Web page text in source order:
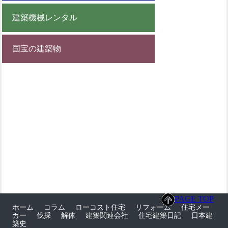
建築機械レンタル
国宝の建築物
PAGE TOP
ホーム コラム ローコスト住宅 リフォーム
住宅メー
カー
伐採 解体 建築関連会社 住宅建築日記
日本建
築史